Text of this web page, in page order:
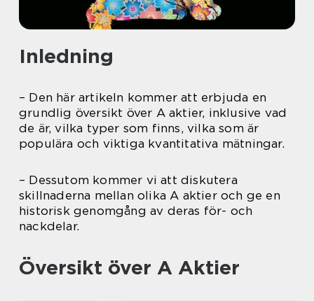
Inledning
– Den här artikeln kommer att erbjuda en
grundlig översikt över A aktier, inklusive vad
de är, vilka typer som finns, vilka som är
populära och viktiga kvantitativa mätningar.
– Dessutom kommer vi att diskutera
skillnaderna mellan olika A aktier och ge en
historisk genomgång av deras för- och
nackdelar.
Översikt över A Aktier